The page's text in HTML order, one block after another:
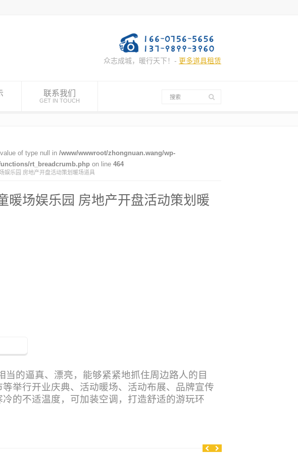
众志成城，暖行天下！- 更多道具租赁
联系我们
GET IN TOUCH
of type null in/www/wwwroot/zhongnuan.wang/wp-
rt_breadcrumb.php on line464
娱乐园 房地产开盘活动策划暖场道具
暖场娱乐园 房地产开盘活动策划暖
的逼真、漂亮，能够紧紧地抓住周边路人的目
举行开业庆典、活动暖场、活动布展、品牌宣传
的不适温度，可加装空调，打造舒适的游玩环